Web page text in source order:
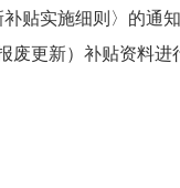
贴实施细则〉的通
更新）补贴资料进